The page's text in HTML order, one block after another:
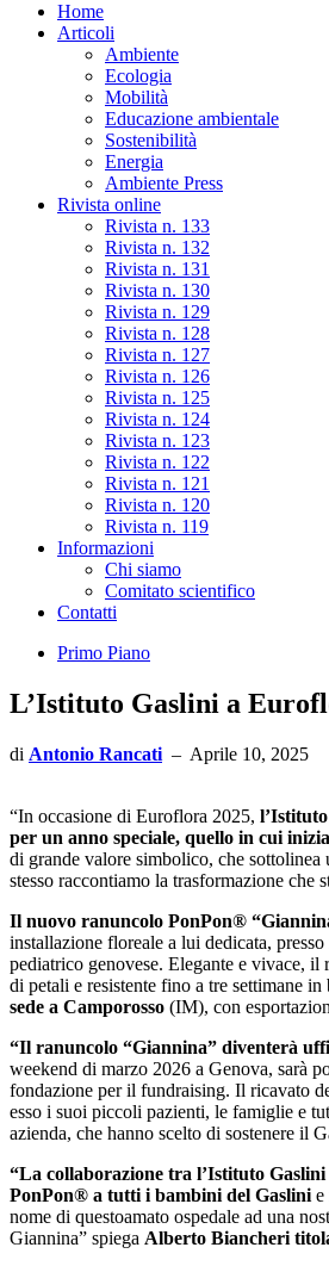
Home
Articoli
Ambiente
Ecologia
Mobilità
Educazione ambientale
Sostenibilità
Energia
Ambiente Press
Rivista online
Rivista n. 133
Rivista n. 132
Rivista n. 131
Rivista n. 130
Rivista n. 129
Rivista n. 128
Rivista n. 127
Rivista n. 126
Rivista n. 125
Rivista n. 124
Rivista n. 123
Rivista n. 122
Rivista n. 121
Rivista n. 120
Rivista n. 119
Informazioni
Chi siamo
Comitato scientifico
Contatti
Primo Piano
L’Istituto Gaslini a
di Antonio Rancati – Aprile 10, 2025
“In occasione di Euroflora 2025,
per un anno speciale, quello in cui
di grande valore simbolico, che
stesso raccontiamo la trasformazione che
Il nuovo ranuncolo PonPon®
installazione floreale a lui dedicata,
pediatrico genovese. Elegante e vivace,
di petali e resistente fino a tre settimane
sede a Camporosso (IM), con
“Il ranuncolo “Giannina” diventerà
weekend di marzo 2026 a Genova, sarà
fondazione per il fundraising. Il ricavato
esso i suoi piccoli pazienti, le famiglie e
azienda, che hanno scelto di sostenere il
“La collaborazione tra l’Istituto
PonPon® a tutti i bambini del Gaslini e
nome di questoamato ospedale ad una
Giannina” spiega Alberto Biancheri